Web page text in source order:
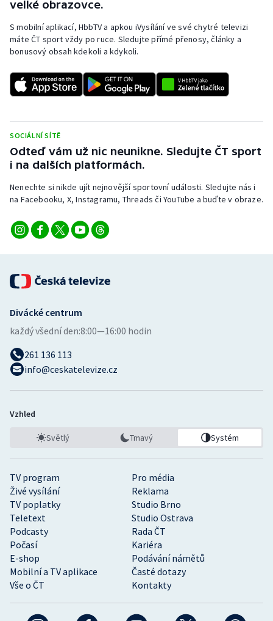
Short track
Sportovní střelba
Stolní tenis
Veslování
Vodní slalom
Volejbal
Ostatní
velké obrazovce.
S mobilní aplikací, HbbTV a apkou iVysílání ve své chytré televizi
máte ČT sport vždy po ruce. Sledujte přímé přenosy, články a
bonusový obsah kdekoli a kdykoli.
SOCIÁLNÍ SÍTĚ
Odteď vám už nic neunikne. Sledujte ČT sport
i na dalších platformách.
Nenechte si nikde ujít nejnovější sportovní události. Sledujte nás i
na Facebooku, X, Instagramu, Threads či YouTube a buďte v obraze.
TV program
Pro média
Živé vysílání
Reklama
TV poplatky
Studio Brno
Teletext
Studio Ostrava
Podcasty
Rada ČT
Počasí
Kariéra
E-shop
Podávání námětů
Mobilní a TV aplikace
Časté dotazy
Vše o ČT
Kontakty
Divácké centrum
každý všední den:8:00—16:00 hodin
261 136 113
info@ceskatelevize.cz
Vzhled
Světlý Tmavý Systém